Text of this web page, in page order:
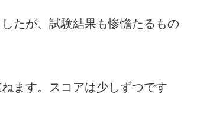
たが、試験結果も惨憺たるもの
ます。スコアは少しずつです